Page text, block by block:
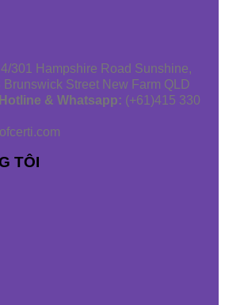
4/301 Hampshire Road Sunshine,
Brunswick Street New Farm QLD
Hotline & Whatsapp: (+61)415 330
TÔI